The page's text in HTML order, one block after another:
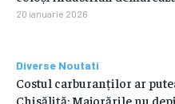
20 ianuarie 2026
Diverse Noutati
Costul carburanților ar
Chisăliță: Majorările nu